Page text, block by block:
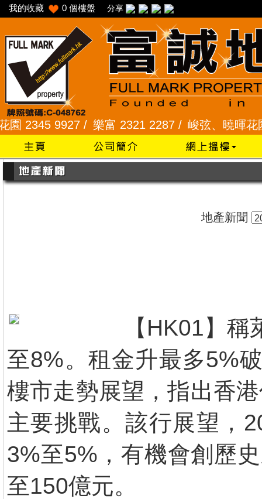
我的收藏 0 個樓盤 分享
9927 /樂富 2321 2287 /峻弦、曉暉花園
地產新聞
【HK01】
至8%。租金升最多5%
樓市走勢展望，指出香
主要挑戰。該行展望，
3%至5%，有機會創歷
至150億元。